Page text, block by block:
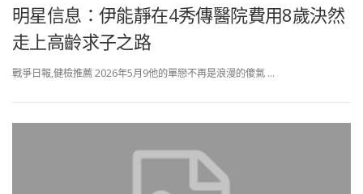
明星信息：伊能靜在4秀傳醫院費用8歲決然
走上高齡求子之路
戰爭日報,健檢推薦 2026年5月9他的單戀不再是浪漫的傻氣 …